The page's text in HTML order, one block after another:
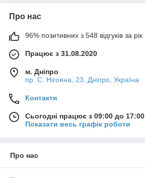
Про нас
96% позитивних з 548 відгуків за рік
Працює з 31.08.2020
м. Дніпро
пр. С. Нігояна, 23, Дніпро, Україна
Контакти
Сьогодні працює з 09:00 до 17:00
Показати весь графік роботи
Про нас